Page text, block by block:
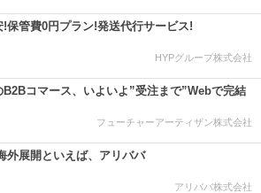
!保管費0円プラン!発送代行サービス!
HYPグループ株式会社
B2Bコマース、いよいよ”受注まで”Webで完結
フューチャーアーティザン株式会社
外展開といえば、アリババ
アリババ株式会社